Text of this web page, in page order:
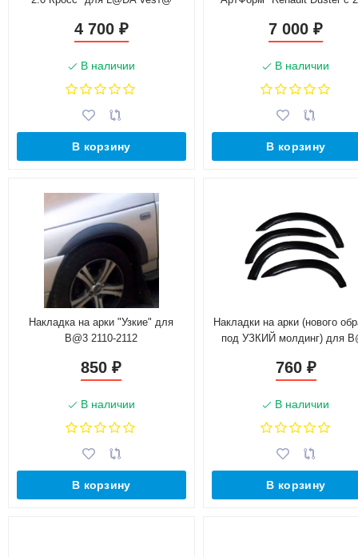
4 700 ₽
В наличии
В корзину
7 000₽
В наличии
В корзину
Накладка на арки "Узкие" для
B@3 2110-2112
850₽
В наличии
В корзину
Накладки на арки (нового
под УЗКИЙ молдинг) для
760 ₽
В наличии
В корзину